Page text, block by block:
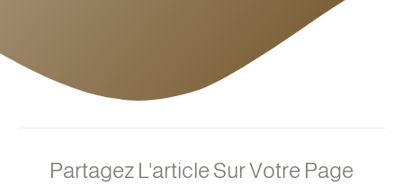
Partagez L'article Sur Votre Page